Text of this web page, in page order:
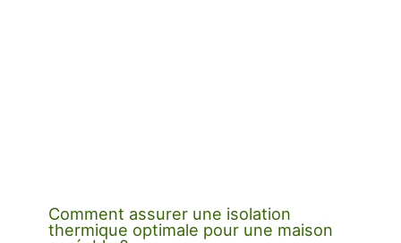
Comment assurer une isolation
thermique optimale pour une maison